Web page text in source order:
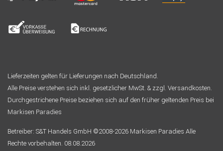
Lieferzeiten gelten für Lieferungen nach Deutschland.
Alle Preise verstehen sich inkl. gesetzlicher MwSt. & zzgl. Versandkosten.
Durchgestrichene Preise beziehen sich auf den früher geltenden Preis bei
Markisen Paradies
Betreiber: S&T Handels GmbH ©2008-2026 Markisen Paradies Alle
Rechte vorbehalten. 08.08.2026